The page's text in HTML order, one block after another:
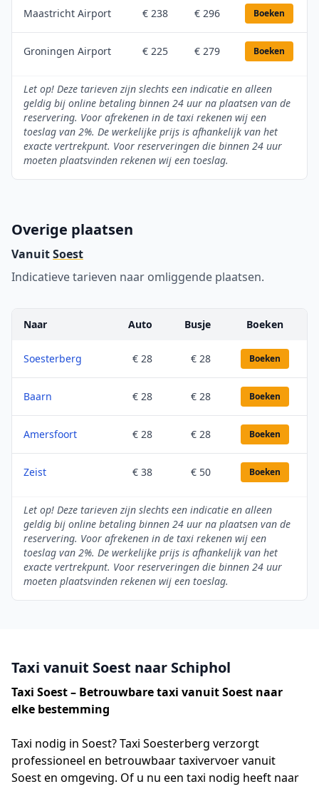
Maastricht Airport € 238 € 296 Boeken
Groningen Airport € 225 € 279 Boeken
Let op! Deze tarieven zijn slechts een indicatie en alleen
geldig bij online betaling binnen 24 uur na plaatsen van de
reservering. Voor afrekenen in de taxi rekenen wij een
toeslag van 2%. De werkelijke prijs is afhankelijk van het
exacte vertrekpunt. Voor reserveringen die binnen 24 uur
moeten plaatsvinden rekenen wij een toeslag.
Overige plaatsen
VanuitSoest
Indicatieve tarieven naar omliggende plaatsen.
Naar Auto Busje Boeken
Soesterberg € 28 € 28 Boeken
Baarn € 28 € 28 Boeken
Amersfoort € 28 € 28 Boeken
Zeist € 38 € 50 Boeken
Let op! Deze tarieven zijn slechts een indicatie en alleen
geldig bij online betaling binnen 24 uur na plaatsen van de
reservering. Voor afrekenen in de taxi rekenen wij een
toeslag van 2%. De werkelijke prijs is afhankelijk van het
exacte vertrekpunt. Voor reserveringen die binnen 24 uur
moeten plaatsvinden rekenen wij een toeslag.
Taxi vanuit Soest naar Schiphol
Taxi Soest – Betrouwbare taxi vanuit Soest naar
elke bestemming
Taxi nodig in Soest? Taxi Soesterberg verzorgt
professioneel en betrouwbaar taxivervoer vanuit
Soest en omgeving. Of u nu een taxi nodig heeft naar